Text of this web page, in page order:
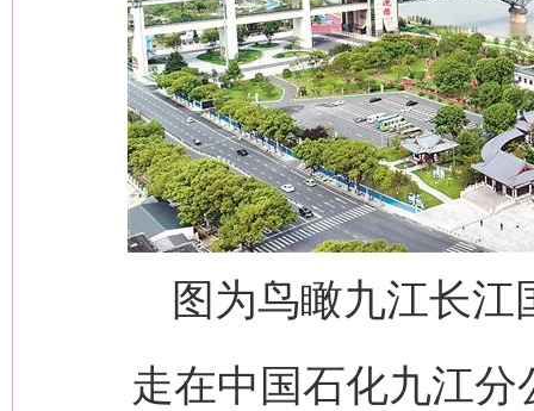
图为鸟瞰九江长
走在中国石化九江分